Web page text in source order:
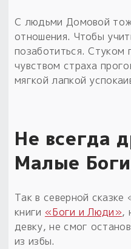
С людьми Домовой
отношения. Чтобы
позаботиться.
чувством страха
мягкой лапкой
Не всегда
Малые
Так в северной
книги «Боги и Люди»,
девку, не смог
из избы.